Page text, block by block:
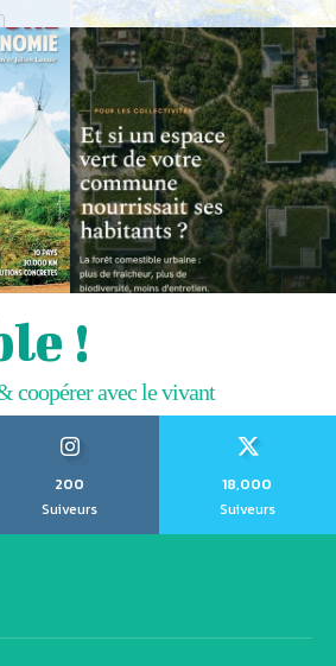
!
coopérer avec le vivant
200
Suiveurs
18,000
Suiveurs